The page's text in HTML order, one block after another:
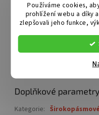
Používáme cookies,
prohlížení webu a díky
zlepšovali jeho funkce,
- výstupní impedance : 75 Ω
- připojení : konektor F
- vyzařovací úhel ve
- počet prvků : 26
- zátěž ve větru o rychlosti
- hmotnost : 0,85 kg
Doplňkové parametry
Kategorie: